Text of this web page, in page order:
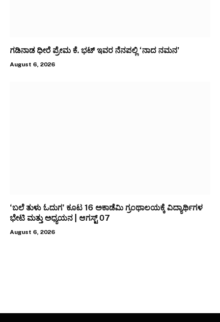
ಗಡಿನಾಡ ಧೀರೆ ಪ್ರೇಮ ಕೆ. ಭಟ್ ಇವರ ನೆನಪಲ್ಲಿ ‘ನಾದ ನಮನ’
August 6, 2026
‘ಬಲೆ ತುಳು ಓದುಗ’ ಕೂಟ 16 ಅಕಾಡೆಮಿ ಗ್ರಂಥಾಲಯಕ್ಕೆ ವಿದ್ಯಾರ್ಥಿಗಳ
ಭೇಟಿ ಮತ್ತು ಅಧ್ಯಯನ | ಆಗಸ್ಟ್ 07
August 6, 2026